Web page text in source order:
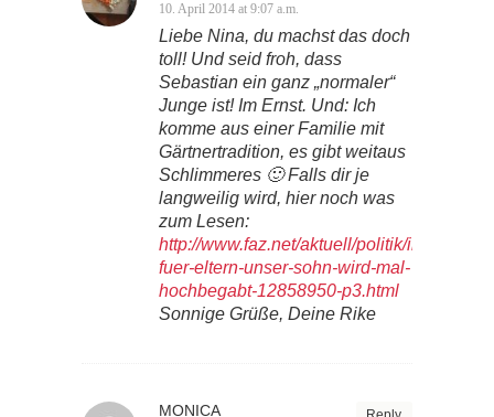
10. April 2014 at 9:07 a.m.
Liebe Nina, du machst das doch
toll! Und seid froh, dass
Sebastian ein ganz „normaler“
Junge ist! Im Ernst. Und: Ich
komme aus einer Familie mit
Gärtnertradition, es gibt weitaus
Schlimmeres 🙂 Falls dir je
langweilig wird, hier noch was
zum Lesen:
http://www.faz.net/aktuell/politik/inland/
fuer-eltern-unser-sohn-wird-mal-
hochbegabt-12858950-p3.html
Sonnige Grüße, Deine Rike
MONICA